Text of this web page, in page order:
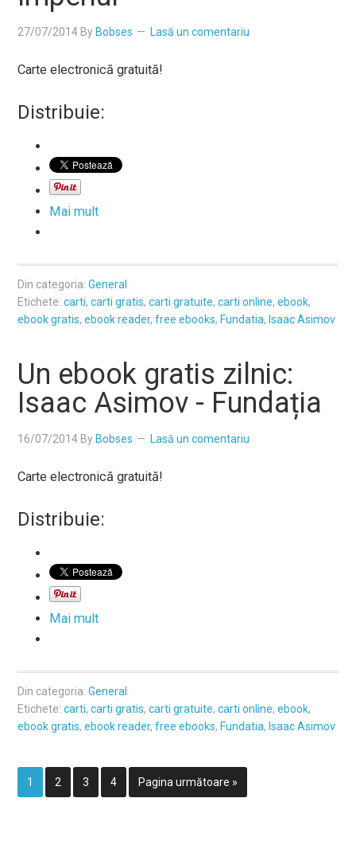
27/07/2014 By Bobses Lasă un comentariu
Carte electronică gratuită!
Distribuie:
Mai mult
Din categoria:General
Etichete:carti,carti gratis,carti gratuite,carti online,ebook,
ebook gratis,ebook reader,free ebooks, Fundatia, Isaac Asimov
Un ebook gratis zilnic:
Isaac Asimov - Fundația
16/07/2014 By Bobses Lasă un comentariu
Carte electronică gratuită!
Distribuie:
Mai mult
Din categoria:General
Etichete:carti,carti gratis,carti gratuite,carti online,ebook,
ebook gratis,ebook reader,free ebooks, Fundatia, Isaac Asimov
1 2 3 4 Pagina următoare »